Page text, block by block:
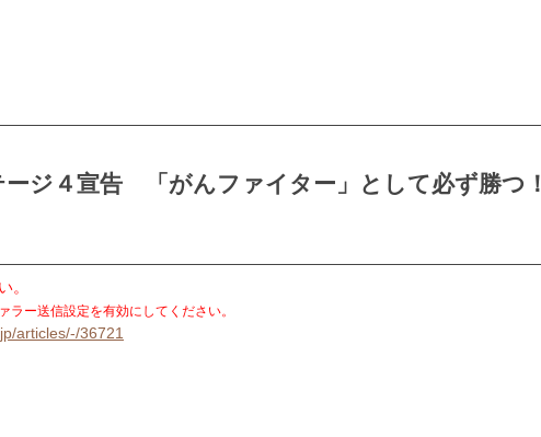
ージ４宣告 「がんファイター」として必ず勝つ！
。
ラー送信設定を有効にしてください。
articles/-/36721